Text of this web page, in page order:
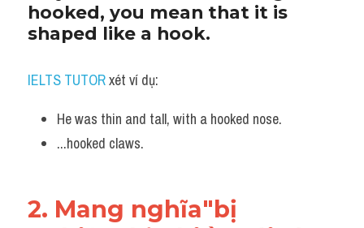
hooked, you mean that it is
shaped like a hook.
IELTS TUTOR xét ví dụ:
He was thin and tall, with a hooked nose.
...hooked claws.
2. Mang nghĩa"bị